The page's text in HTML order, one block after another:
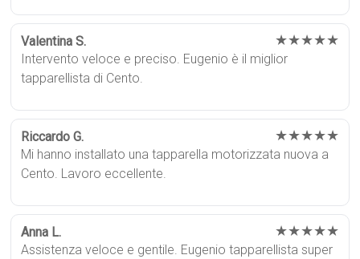
Valentina S. ★★★★★
Intervento veloce e preciso. Eugenio è il miglior
tapparellista di Cento.
Riccardo G. ★★★★★
Mi hanno installato una tapparella motorizzata nuova a
Cento. Lavoro eccellente.
Anna L. ★★★★★
Assistenza veloce e gentile. Eugenio tapparellista super